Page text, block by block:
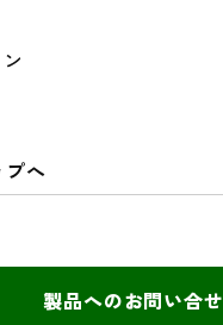
へ
製品へのお問い合せ